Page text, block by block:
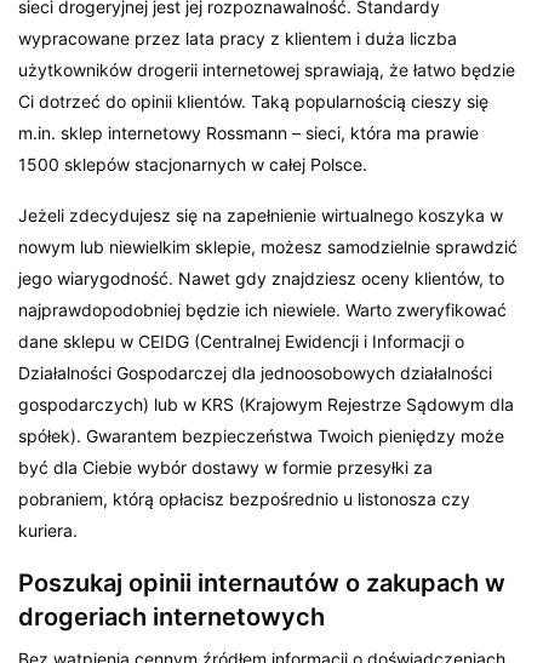
sieci drogeryjnej jest jej rozpoznawalność. Standardy
wypracowane przez lata pracy z klientem i duża liczba
użytkowników drogerii internetowej sprawiają, że łatwo będzie
Ci dotrzeć do opinii klientów. Taką popularnością cieszy się
m.in. sklep internetowy Rossmann – sieci, która ma prawie
1500 sklepów stacjonarnych w całej Polsce.
Jeżeli zdecydujesz się na zapełnienie wirtualnego koszyka w
nowym lub niewielkim sklepie, możesz samodzielnie sprawdzić
jego wiarygodność. Nawet gdy znajdziesz oceny klientów, to
najprawdopodobniej będzie ich niewiele. Warto zweryfikować
dane sklepu w CEIDG (Centralnej Ewidencji i Informacji o
Działalności Gospodarczej dla jednoosobowych działalności
gospodarczych) lub w KRS (Krajowym Rejestrze Sądowym dla
spółek). Gwarantem bezpieczeństwa Twoich pieniędzy może
być dla Ciebie wybór dostawy w formie przesyłki za
pobraniem, którą opłacisz bezpośrednio u listonosza czy
kuriera.
Poszukaj opinii internautów o zakupach w
drogeriach internetowych
Bez wątpienia cennym źródłem informacji o doświadczeniach